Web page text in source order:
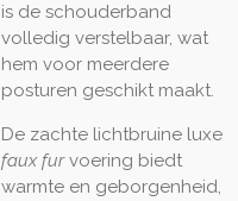
is de schouderband
volledig verstelbaar, wat
hem voor meerdere
posturen geschikt maakt.
De zachte lichtbruine luxe
faux furvoering biedt
warmte en geborgenheid,